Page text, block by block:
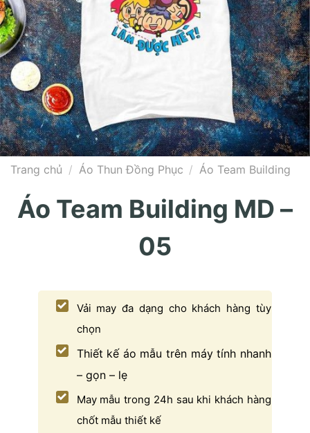
Trang chủ / Áo Thun Đồng Phục / Áo Team Building
Áo Team Building MD –
05
Vải may đa dạng cho khách hàng tùy
chọn
Thiết kế áo mẫu trên máy tính nhanh
– gọn – lẹ
May mẫu trong 24h sau khi khách hàng
chốt mẫu thiết kế